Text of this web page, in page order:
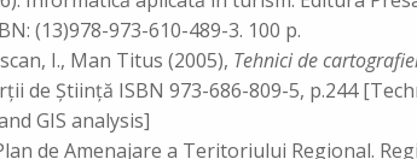
(13)978-973-610-489-3. 100 p.
I., Man Titus (2005), Tehnici de
de Ştiinţă ISBN 973-686-809-5, p.244
GIS analysis]
de Amenajare a Teritoriului Regional.